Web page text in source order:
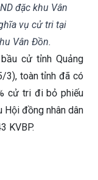
đặc khu Vân
vụ cử tri tại
Vân Đồn.
cử tỉnh Quảng
3), toàn tỉnh đã có
cử tri đi bỏ phiếu
Hội đồng nhân dân
KVBP.